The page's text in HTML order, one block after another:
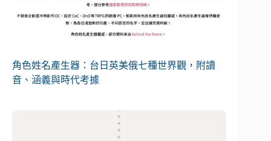
角色姓名產生器：台日英美俄七種世界觀，附讀
音、涵義與時代考據